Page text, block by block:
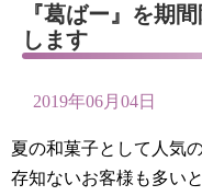
『葛ばー』を期
します
2019年06月04日
夏の和菓子として人気
存知ないお客様も多い